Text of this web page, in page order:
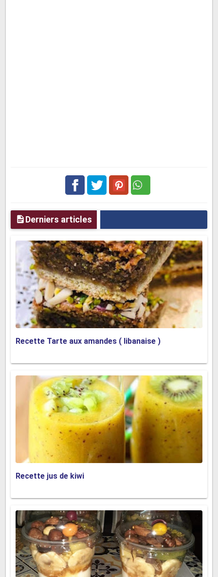
Derniers articles
Recette Tarte aux amandes ( libanaise )
Recette jus de kiwi